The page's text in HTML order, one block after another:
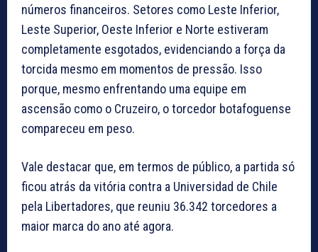
números financeiros. Setores como Leste Inferior,
Leste Superior, Oeste Inferior e Norte estiveram
completamente esgotados, evidenciando a força da
torcida mesmo em momentos de pressão. Isso
porque, mesmo enfrentando uma equipe em
ascensão como o Cruzeiro, o torcedor botafoguense
compareceu em peso.
Vale destacar que, em termos de público, a partida só
ficou atrás da vitória contra a Universidad de Chile
pela Libertadores, que reuniu 36.342 torcedores a
maior marca do ano até agora.